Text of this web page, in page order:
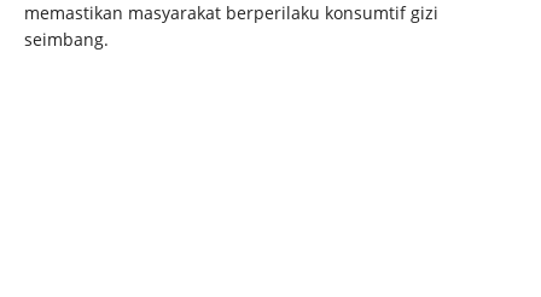
memastikan masyarakat berperilaku konsumtif gizi
seimbang.